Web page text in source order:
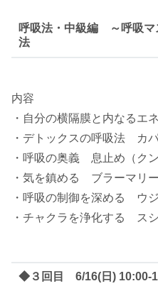
呼吸法・中級編 ～呼吸マ
法
内容
・自分の横隔膜と内なるエ
・デトックスの呼吸法 カ
・呼吸の奥義 息止め（ク
・気を鎮める ブラーマリ
・呼吸の制御を深める ウ
・チャクラを浄化する ス
◆３回目 6/16(日) 10:00-